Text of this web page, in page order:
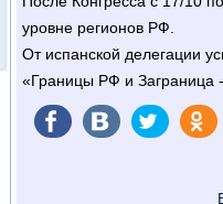
уровне регионов РФ.
От испанской делегации
«Границы РФ и Заграница -